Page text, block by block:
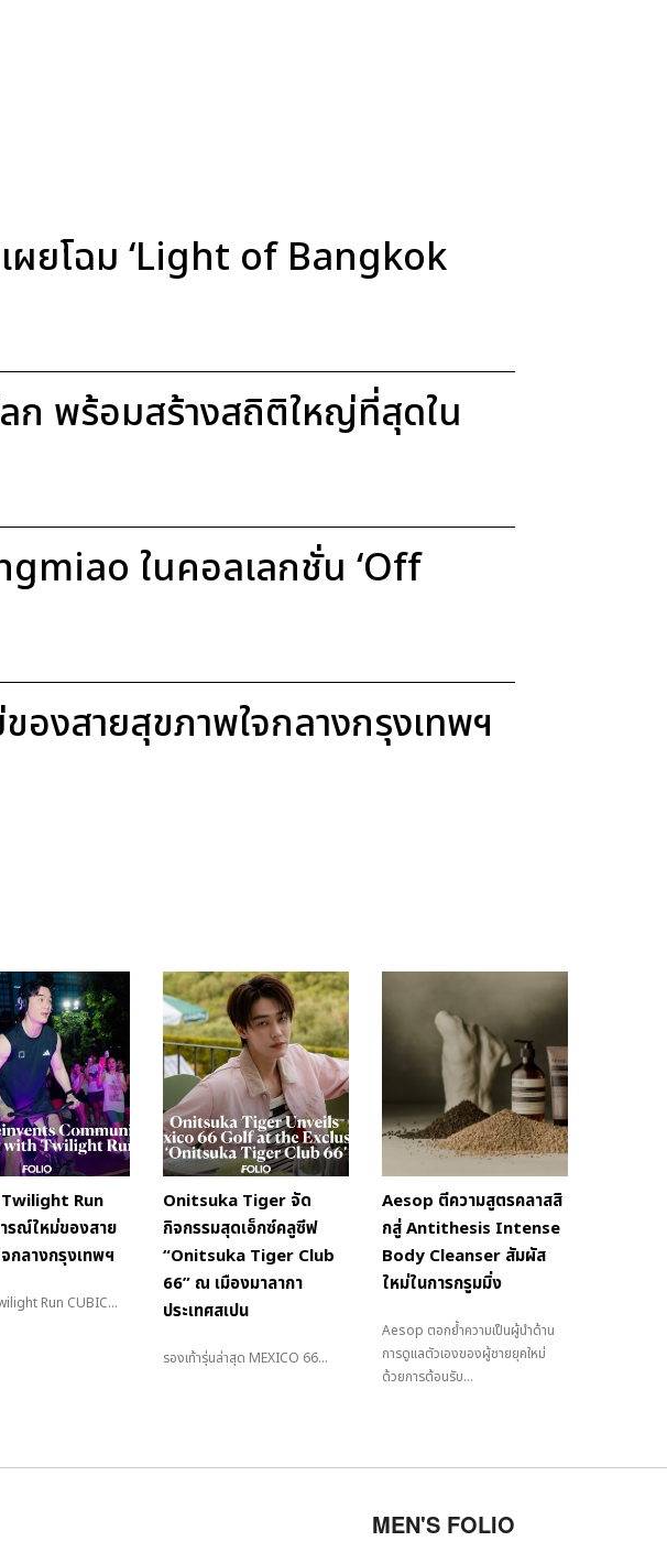
ผยโฉม ‘Light of Bangkok
ลก พร้อมสร้างสถิติใหญ่ที่สุดใน
ในคอลเลกชั่น ‘Off
งสายสุขภาพใจกลางกรุงเทพฯ
Run
รณ์ใหม่ของสาย
กลางกรุงเทพฯ
CUBIC Twilight Run CUBIC...
Onitsuka Tiger จัด
กิจกรรมสุดเอ็กซ์คลูซีฟ
“Onitsuka Tiger Club
66” ณ เมืองมาลากา
ประเทศสเปน
รองเท้ารุ่นล่าสุด MEXICO 66...
Aesop ตีความสูตรคลาสสิ
กสู่ Antithesis Intense
Body Cleanser สัมผัส
ใหม่ในการกรูมมิ่ง
Aesop ตอกย้ำความเป็นผู้นำด้าน
การดูแลตัวเองของผู้ชายยุคใหม่
ด้วยการต้อนรับ...
MEN'S FOLIO